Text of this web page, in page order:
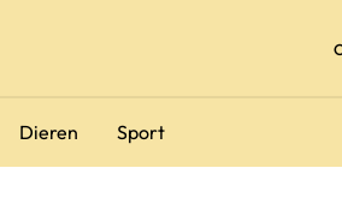
Dieren Sport